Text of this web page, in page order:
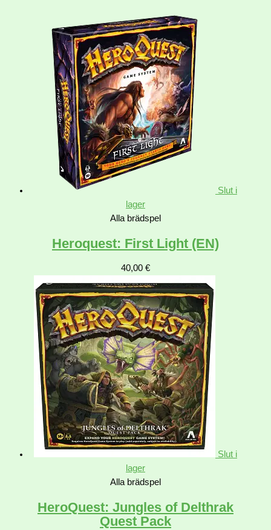
Slut i
lager
Alla brädspel
Heroquest: First Light (EN)
40,00 €
Slut i
lager
Alla brädspel
HeroQuest: Jungles of Delthrak
Quest Pack